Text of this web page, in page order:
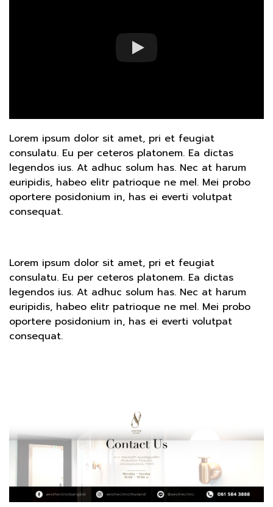
Lorem ipsum dolor sit amet, pri et feugiat
consulatu. Eu per ceteros platonem. Ea dictas
legendos ius. At adhuc solum has. Nec at harum
euripidis, habeo elitr patrioque ne mel. Mei probo
oportere posidonium in, has ei everti volutpat
consequat.
Lorem ipsum dolor sit amet, pri et feugiat
consulatu. Eu per ceteros platonem. Ea dictas
legendos ius. At adhuc solum has. Nec at harum
euripidis, habeo elitr patrioque ne mel. Mei probo
oportere posidonium in, has ei everti volutpat
consequat.